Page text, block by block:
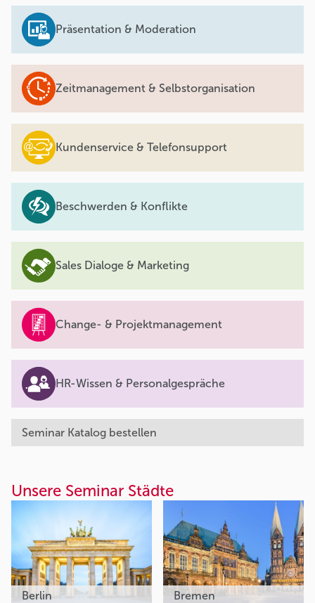
Präsentation & Moderation
Zeitmanagement & Selbstorganisation
Kundenservice & Telefonsupport
Beschwerden & Konflikte
Sales Dialoge & Marketing
Change- & Projektmanagement
HR-Wissen & Personalgespräche
Seminar Katalog bestellen
Unsere Seminar Städte
Berlin Bremen